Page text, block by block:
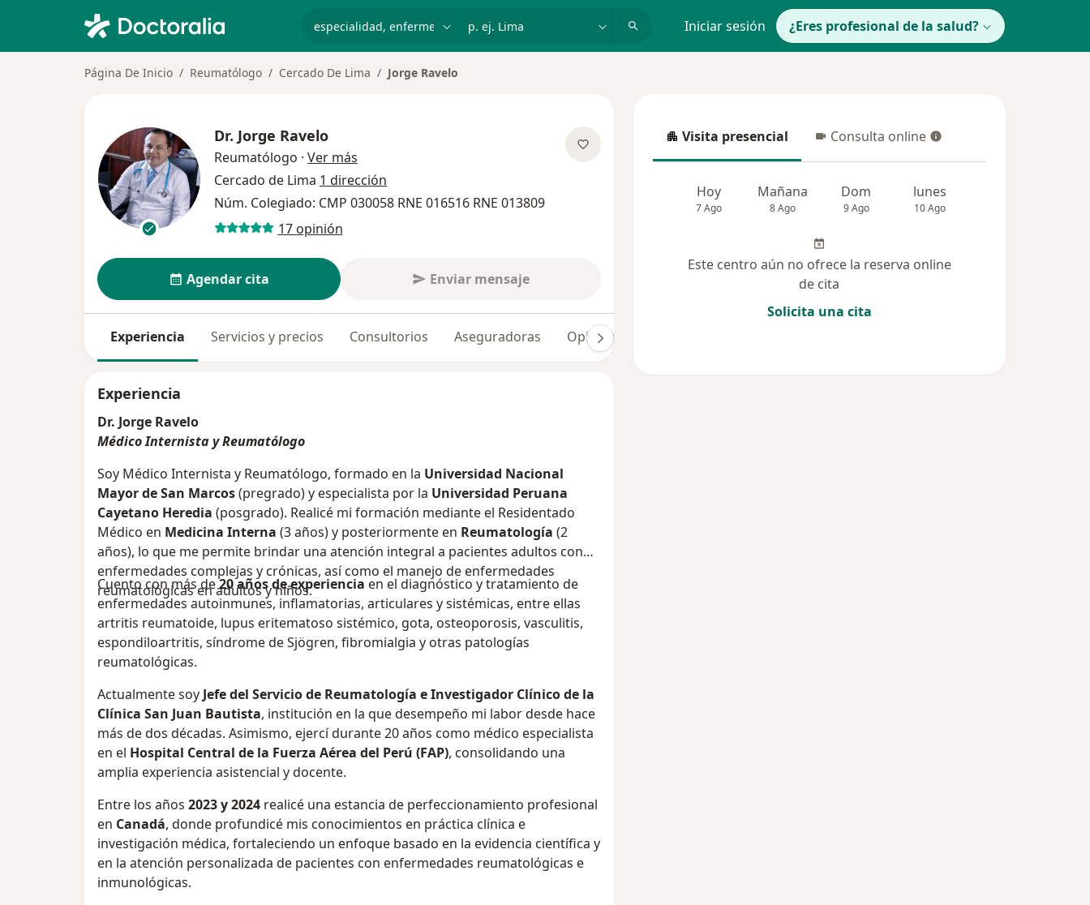
Iniciar sesión ¿Eres profesional de la salud?
Página De Inicio Reumatólogo Cercado De Lima Jorge Ravelo
Dr. Jorge Ravelo
Reumatólogo · Ver más
Cercado de Lima 1 dirección
Núm. Colegiado: CMP 030058 RNE 016516 RNE 013809
17 opinión
Agendar cita Enviar mensaje
Experiencia Servicios y precios Consultorios Aseguradoras Opiniones (17)
Experiencia
Dr. Jorge Ravelo
Médico Internista y Reumatólogo
Soy Médico Internista y Reumatólogo, formado en la Universidad Nacional
Mayor de San Marcos(pregrado) y especialista por la Universidad Peruana
Cayetano Heredia (posgrado). Realicé mi formación mediante el Residentado
Médico en Medicina Interna (3 años) y posteriormente en Reumatología (2
años), lo que me permite brindar una atención integral a pacientes adultos con
enfermedades complejas y crónicas, así como el manejo de enfermedades
reumatológicas en adultos y niños.
Cuento con más de20 años de experiencia en el diagnóstico y tratamiento de
enfermedades autoinmunes, inflamatorias, articulares y sistémicas, entre ellas
artritis reumatoide, lupus eritematoso sistémico, gota, osteoporosis, vasculitis,
espondiloartritis, síndrome de Sjögren, fibromialgia y otras patologías
reumatológicas.
Actualmente soy Jefe del Servicio de Reumatología e Investigador Clínico de la
Clínica San Juan Bautista, institución en la que desempeño mi labor desde hace
más de dos décadas. Asimismo, ejercí durante 20 años como médico especialista
en el Hospital Central de la Fuerza Aérea del Perú (FAP), consolidando una
amplia experiencia asistencial y docente.
Entre los años 2023 y 2024 realicé una estancia de perfeccionamiento profesional
en Canadá, donde profundicé mis conocimientos en práctica clínica e
investigación médica, fortaleciendo un enfoque basado en la evidencia científica y
en la atención personalizada de pacientes con enfermedades reumatológicas e
inmunológicas.
Visita presencial
Visita presencial Consulta online
Consulta online
Hoy
7 Ago
Mañana
8 Ago
Dom
9 Ago
lunes
10 Ago
Este centro aún no ofrece la reserva online
de cita
Solicita una cita